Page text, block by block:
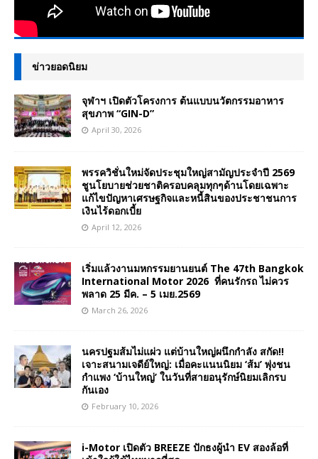
ข่าวยอดนิยม
จุฬาฯ เปิดตัวโครงการ ต้นแบบนวัตกรรมอาหาร
สุขภาพ “GIN-D”
April 30, 2026
พรรควิชั่นใหม่จัดประชุมใหญ่สามัญประจำปี 2569
ชูนโยบายช่วยชาติครอบคลุมทุกๆด้านโดยเฉพาะ
แก้ไขปัญหาเศรษฐกิจและหนี้สินของประชาชนการ
เงินไร้ดอกเบี้ย
April 12, 2026
เริ่มแล้วงานมหกรรมยานยนต์ The 47th Bangkok
International Motor 2026 ที่คนรักรถ ไม่ควร
พลาด 25 มีค. – 5 เมย.2569
March 26, 2026
นครปฐมส้มไม่แผ่ว แต่บ้านใหญ่ผนึกกำลัง สกัด!!
เจาะสนามเจดีย์ใหญ่: เมื่อคะแนนนิยม ‘ส้ม’ พุ่งชน
กำแพง ‘บ้านใหญ่’ ในวันที่สายอนุรักษ์นิยมเลิกรบ
กันเอง
February 10, 2026
i-Motor เปิดตัว BREEZE ปักธงผู้นำ EV สองล้อที่